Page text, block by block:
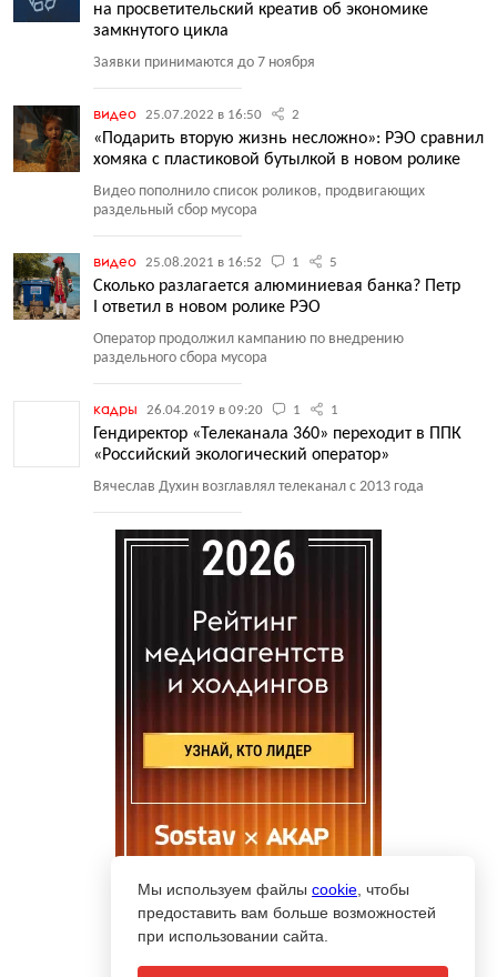
на просветительский креатив об экономике
замкнутого цикла
Заявки принимаются до 7 ноября
видео 25.07.2022 в 16:50 2
«Подарить вторую жизнь несложно»: РЭО сравнил
хомяка с пластиковой бутылкой в новом ролике
Видео пополнило список роликов, продвигающих
раздельный сбор мусора
видео 25.08.2021 в 16:52 1 5
Сколько разлагается алюминиевая банка? Петр
I ответил в новом ролике РЭО
Оператор продолжил кампанию по внедрению
раздельного сбора мусора
кадры 26.04.2019 в 09:20 1 1
Гендиректор «Телеканала 360» переходит в ППК
«Российский экологический оператор»
Вячеслав Духин возглавлял телеканал с 2013 года
Мы используем файлы cookie , чтобы
предоставить вам больше возможностей
при использовании сайта.